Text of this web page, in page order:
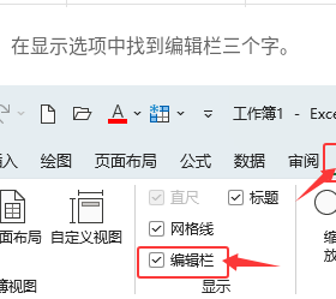
在显示选项中找到编辑栏三个字。